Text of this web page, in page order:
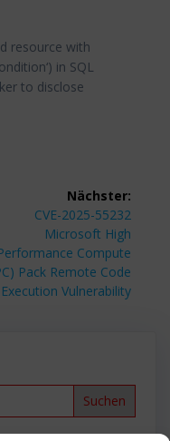
resource with
in SQL
to disclose
Nächster:
Nächster
Beitrag:
CVE-2025-55232
Microsoft High
Compute
Pack Remote Code
Execution Vulnerability